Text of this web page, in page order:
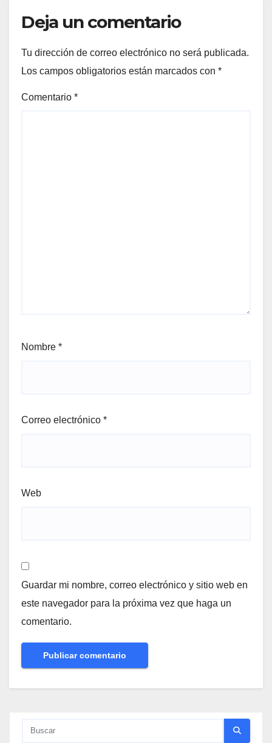
Deja un comentario
Tu dirección de correo electrónico no será publicada.
Los campos obligatorios están marcados con *
Comentario *
Nombre *
Correo electrónico *
Web
Guardar mi nombre, correo electrónico y sitio web en
este navegador para la próxima vez que haga un
comentario.